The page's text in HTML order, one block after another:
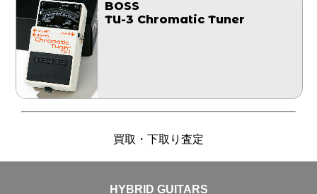
BOSS
TU-3 Chromatic Tuner
買取・下取り査定
HYBRID GUITARS